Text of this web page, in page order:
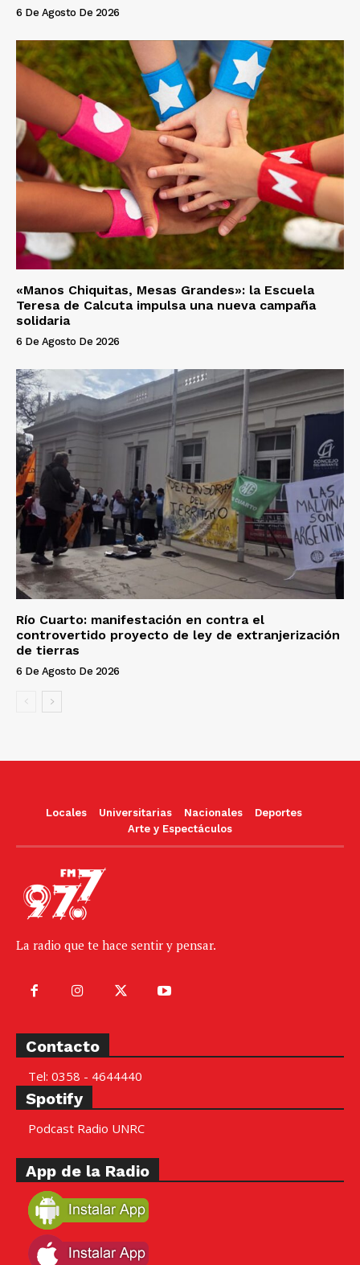
6 De Agosto De 2026
«Manos Chiquitas, Mesas Grandes»: la Escuela
Teresa de Calcuta impulsa una nueva campaña
solidaria
6 De Agosto De 2026
Río Cuarto: manifestación en contra el
controvertido proyecto de ley de extranjerización
de tierras
6 De Agosto De 2026
Locales Universitarias Nacionales
Deportes
Arte y Espectáculos
La radio que te hace sentir y pensar.
Contacto
Tel: 0358 - 4644440
Spotify
Podcast Radio UNRC
App de la Radio